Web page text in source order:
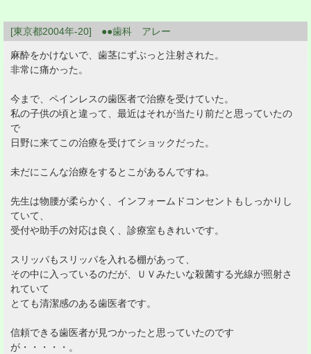
[東京都2004年-20] ●●歯科 アレー
麻酔をかけないで、歯茎にずぶっと注射された。
非常に痛かった。
今まで、ペインレスの歯医者で治療を受けていた。
私の子供の頃と違って、最近はそれが当たり前だと思っていたの
で
日野に来てこの治療を受けてショックだった。
未だにこんな治療をするとこがあるんですね。
先生は物腰が柔らかく、インフォームドコンセントもしっかりし
ていて、
受付や助手の対応は良く、診療室もきれいです。
スリッパもスリッパを入れる棚があって、
その中に入っているのだが、ＵＶみたいな殺菌する光線が照射さ
れていて
とても清潔感のある歯医者です。
信頼できる歯医者が見つかったと思っていたのです
が・・・・・。